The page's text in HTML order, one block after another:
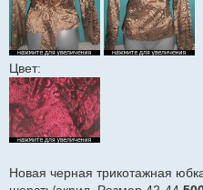
Цвет:
Новая черная трикотажная